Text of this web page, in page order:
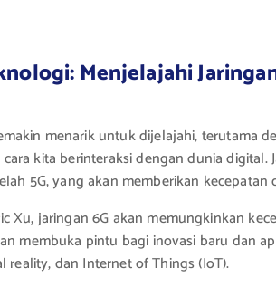
Menjelajahi
menarik untuk dijelajahi, terutama
kita berinteraksi dengan dunia digital.
5G, yang akan memberikan
Xu, jaringan 6G akan memungkinkan
membuka pintu bagi inovasi baru dan
reality, dan Internet of Things (IoT).